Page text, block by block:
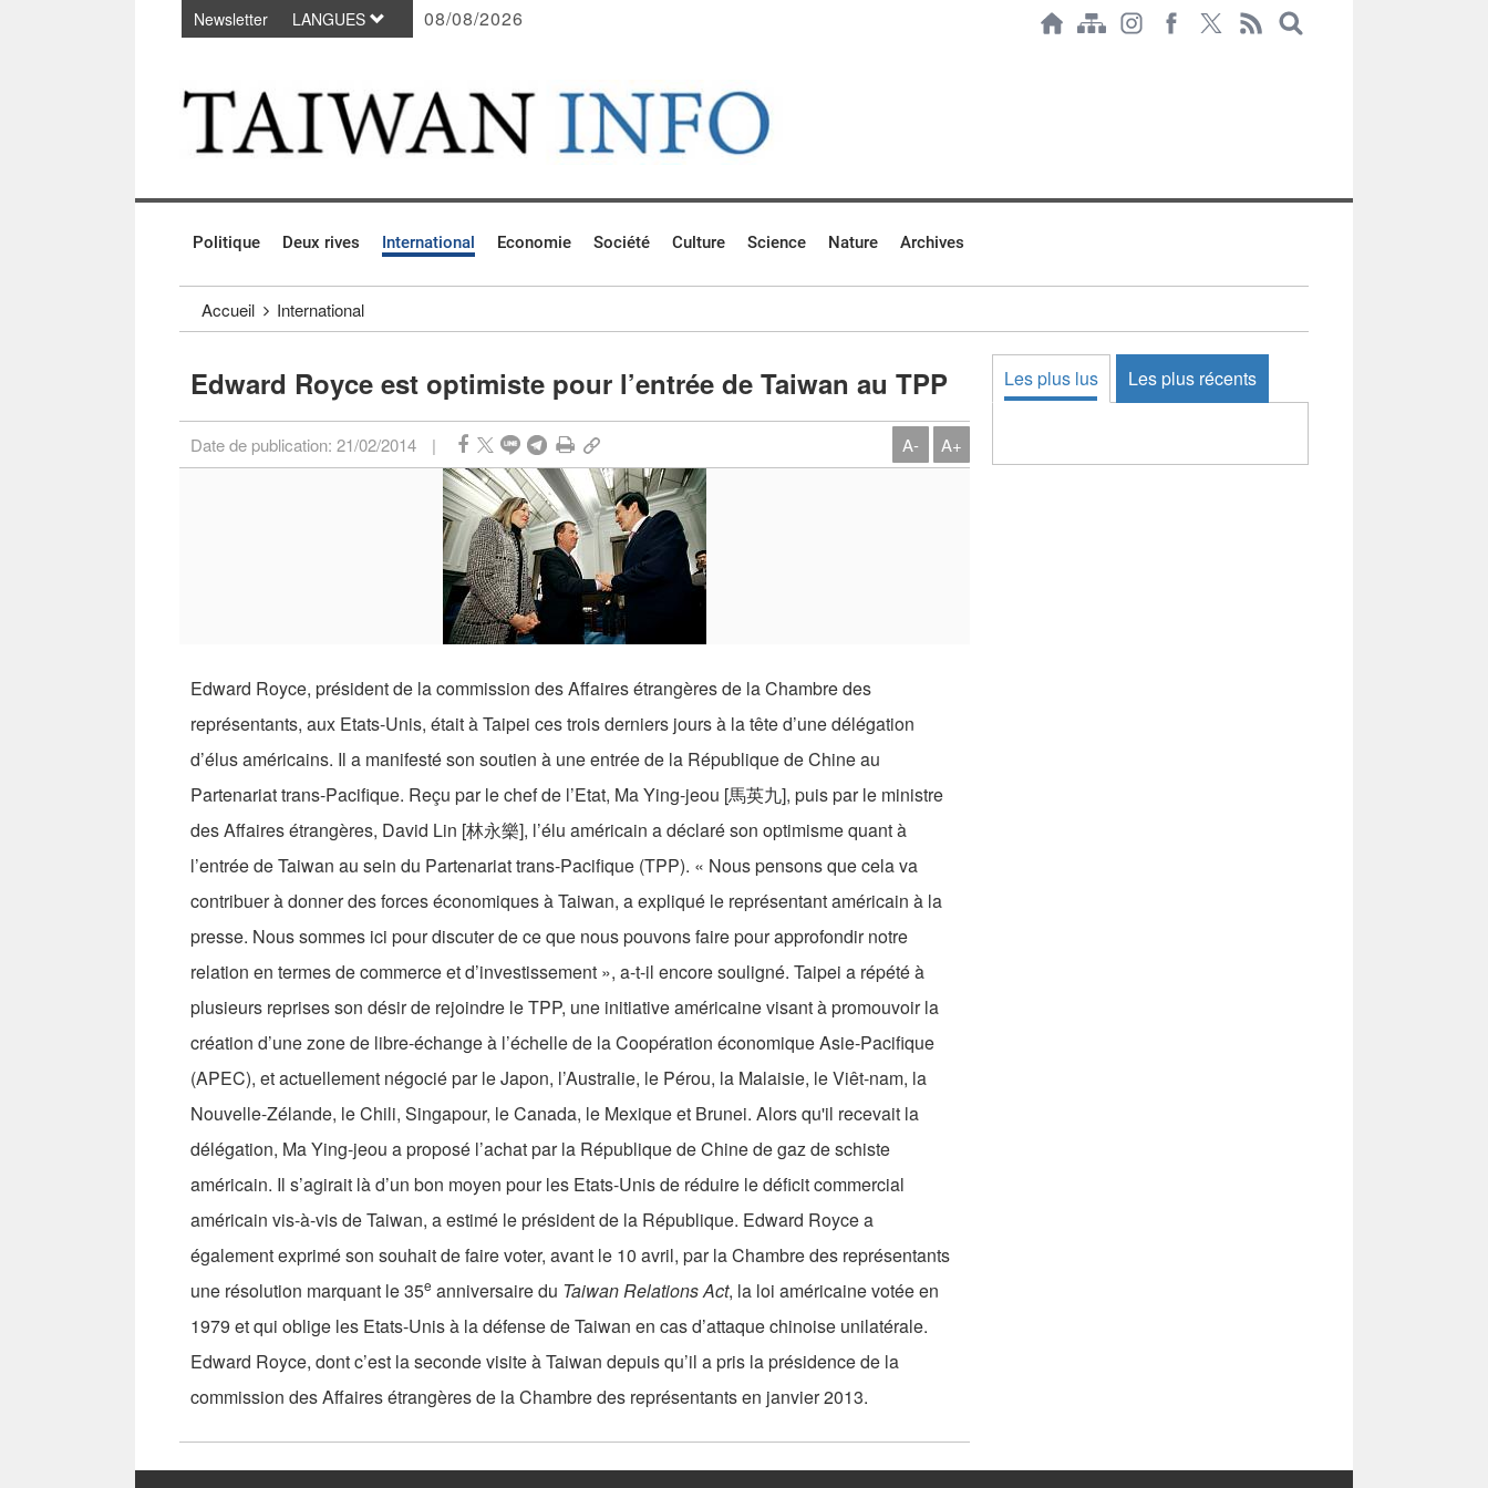
Passer au contenu principal
Newsletter LANGUES 08/08/2026
Politique Deux rives International Economie Société Culture Science Nature Archives
Accueil International
Edward Royce est optimiste pour l’entrée de Taiwan au TPP
Date de publication: 21/02/2014 | A- A+
Edward Royce, président de la commission des Affaires étrangères de la Chambre des
représentants, aux Etats-Unis, était à Taipei ces trois derniers jours à la tête d’une délégation
d’élus américains. Il a manifesté son soutien à une entrée de la République de Chine au
Partenariat trans-Pacifique. Reçu par le chef de l’Etat, Ma Ying-jeou [馬英九], puis par le ministre
des Affaires étrangères, David Lin [林永樂], l’élu américain a déclaré son optimisme quant à
l’entrée de Taiwan au sein du Partenariat trans-Pacifique (TPP). « Nous pensons que cela va
contribuer à donner des forces économiques à Taiwan, a expliqué le représentant américain à la
presse. Nous sommes ici pour discuter de ce que nous pouvons faire pour approfondir notre
relation en termes de commerce et d’investissement », a-t-il encore souligné. Taipei a répété à
plusieurs reprises son désir de rejoindre le TPP, une initiative américaine visant à promouvoir la
création d’une zone de libre-échange à l’échelle de la Coopération économique Asie-Pacifique
(APEC), et actuellement négocié par le Japon, l’Australie, le Pérou, la Malaisie, le Viêt-nam, la
Nouvelle-Zélande, le Chili, Singapour, le Canada, le Mexique et Brunei. Alors qu'il recevait la
délégation, Ma Ying-jeou a proposé l’achat par la République de Chine de gaz de schiste
américain. Il s’agirait là d’un bon moyen pour les Etats-Unis de réduire le déficit commercial
américain vis-à-vis de Taiwan, a estimé le président de la République. Edward Royce a
également exprimé son souhait de faire voter, avant le 10 avril, par la Chambre des représentants
une résolution marquant le 35e anniversaire du Taiwan Relations Act, la loi américaine votée en
1979 et qui oblige les Etats-Unis à la défense de Taiwan en cas d’attaque chinoise unilatérale.
Edward Royce, dont c’est la seconde visite à Taiwan depuis qu’il a pris la présidence de la
commission des Affaires étrangères de la Chambre des représentants en janvier 2013.
Les plus lus Les plus récents